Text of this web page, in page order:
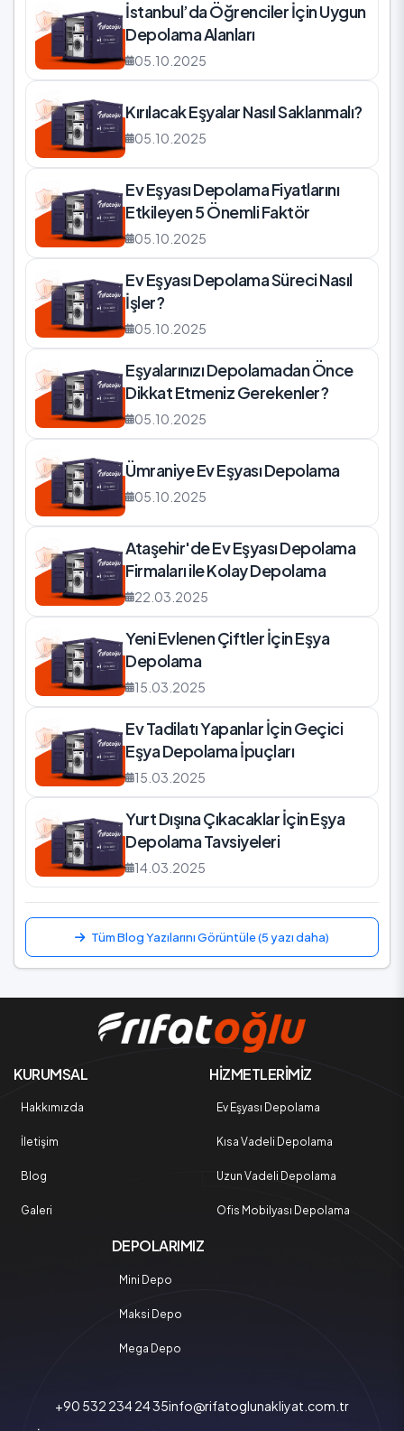
İstanbul’da Öğrenciler İçin Uygun
Depolama Alanları
05.10.2025
Kırılacak Eşyalar Nasıl Saklanmalı?
05.10.2025
Ev Eşyası Depolama Fiyatlarını
Etkileyen 5 Önemli Faktör
05.10.2025
Ev Eşyası Depolama Süreci Nasıl
İşler?
05.10.2025
Eşyalarınızı Depolamadan Önce
Dikkat Etmeniz Gerekenler?
05.10.2025
Ümraniye Ev Eşyası Depolama
05.10.2025
Ataşehir'de Ev Eşyası Depolama
Firmaları ile Kolay Depolama
22.03.2025
Yeni Evlenen Çiftler İçin Eşya
Depolama
15.03.2025
Ev Tadilatı Yapanlar İçin Geçici
Eşya Depolama İpuçları
15.03.2025
Yurt Dışına Çıkacaklar İçin Eşya
Depolama Tavsiyeleri
14.03.2025
Tüm Blog Yazılarını Görüntüle (5 yazı daha)
KURUMSAL
Hakkımızda
İletişim
Blog
Galeri
HİZMETLERİMİZ
Ev Eşyası Depolama
Kısa Vadeli Depolama
Uzun Vadeli Depolama
Ofis Mobilyası Depolama
DEPOLARIMIZ
Mini Depo
Maksi Depo
Mega Depo
+90 532 234 24 35info@rifatoglunakliyat.com.tr